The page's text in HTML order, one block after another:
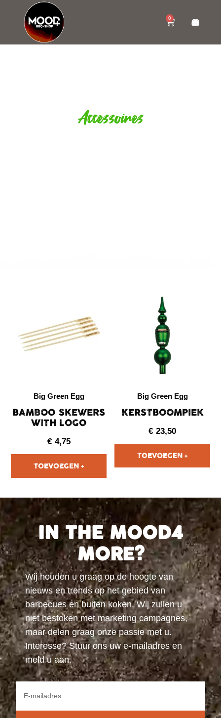
0
Accessoires
Big Green Egg
BAMBOO SKEWERS
WITH LOGO
€ 4,75
Big Green Egg
KERSTBOOMPIEK
€ 23,50
IN THE MOOD4
MORE?
Wij houden u graag op de hoogte van
nieuws en trends op het gebied van
barbecues en buiten koken. Wij zullen u
niet bestoken met marketing campagnes,
maar delen graag onze passie met u.
Interesse? Stuur ons uw e-mailadres en
meld u aan.